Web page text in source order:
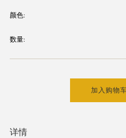
颜色:
数量:
加入购物
详情